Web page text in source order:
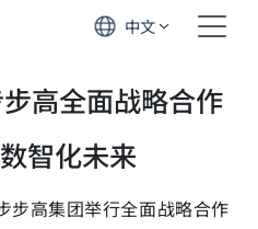
中文
高全面战略合作
智化未来
步高集团举行全面战略合作